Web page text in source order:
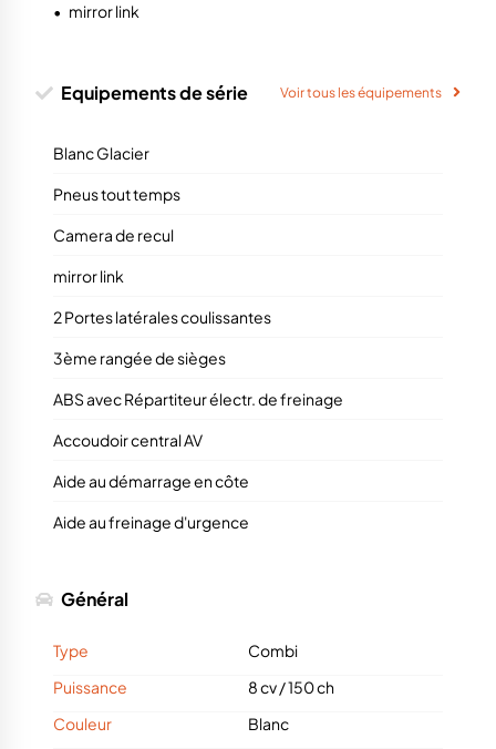
• mirror link
Equipements de série Voir tous les équipements
Blanc Glacier
Pneus tout temps
Camera de recul
mirror link
2 Portes latérales coulissantes
3ème rangée de sièges
ABS avec Répartiteur électr. de freinage
Accoudoir central AV
Aide au démarrage en côte
Aide au freinage d'urgence
Général
Type
Combi
Puissance
8 cv/150 ch
Couleur
Blanc